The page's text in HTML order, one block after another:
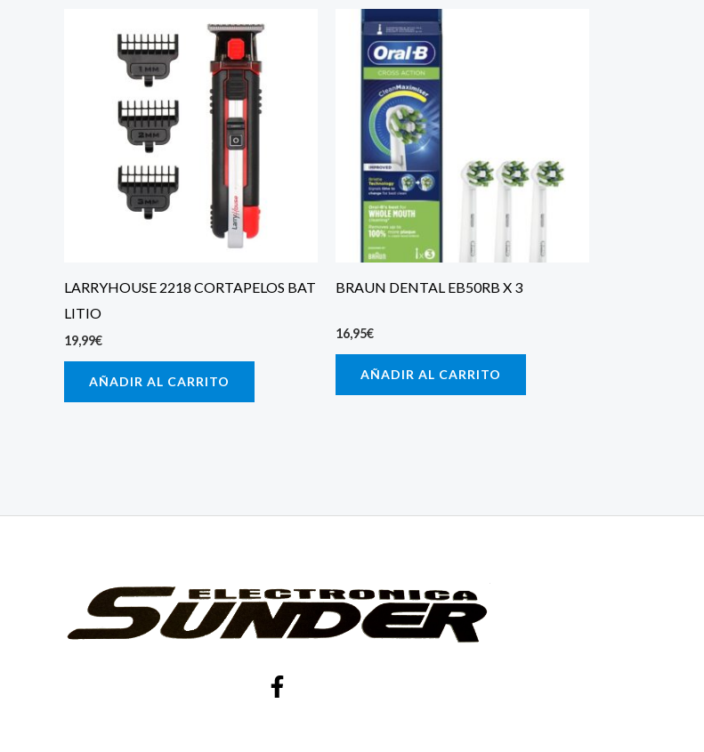
LARRYHOUSE 2218 CORTAPELOS BAT
LITIO
19,99€
AÑADIR AL CARRITO
BRAUN DENTAL EB50RB X 3
16,95€
AÑADIR AL CARRITO